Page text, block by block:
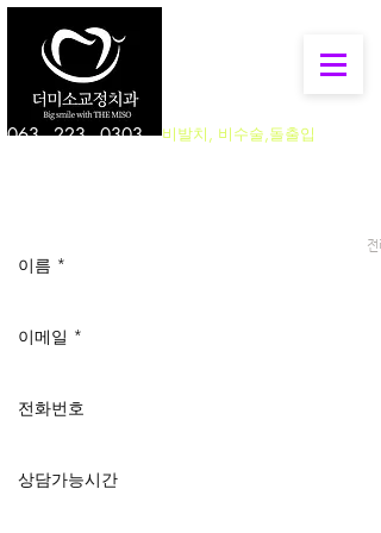
063 - 223 - 0303 비발치, 비수술,돌출입